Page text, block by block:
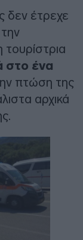
δεν έτρεχε
στο ένα
πτώση της
αρχικά